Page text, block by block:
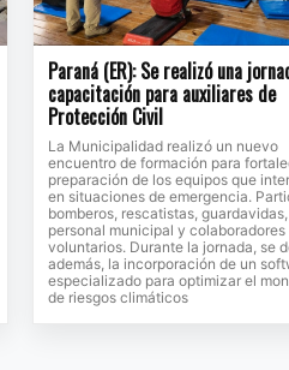
Paraná (ER): Se realizó una
capacitación para auxiliares de
Protección Civil
La Municipalidad realizó un nuevo
encuentro de formación para
preparación de los equipos que
en situaciones de emergencia.
bomberos, rescatistas, guardavidas,
personal municipal y colaboradores
voluntarios. Durante la jornada, se
además, la incorporación de un
especializado para optimizar el
de riesgos climáticos